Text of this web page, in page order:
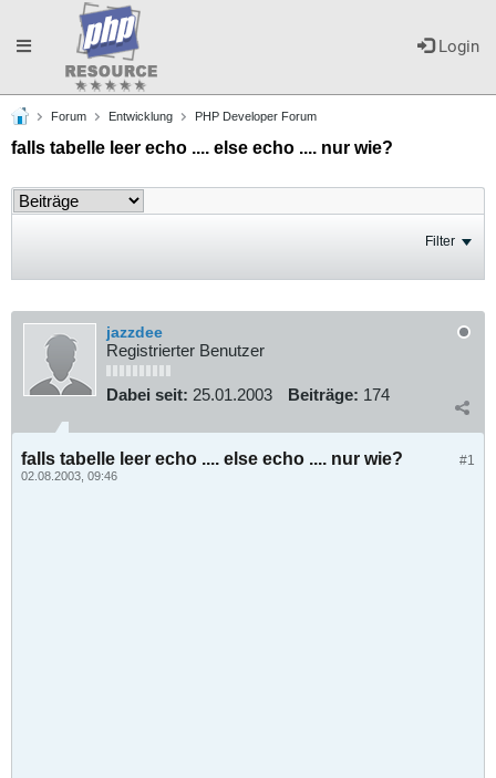
Login
Toggle
navigation
Forum Entwicklung PHP Developer Forum
falls tabelle leer echo .... else echo .... nur wie?
Filter
jazzdee
Registrierter Benutzer
Dabei seit: 25.01.2003 Beiträge: 174
#1
falls tabelle leer echo .... else echo .... nur wie?
02.08.2003, 09:46